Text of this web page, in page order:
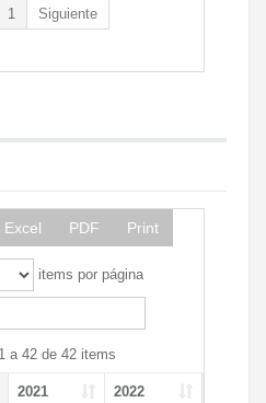
1 Siguiente
Excel PDF Print
items por página
a 42 de 42 items
2021 2022